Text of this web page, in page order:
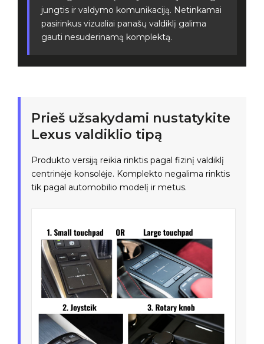
jungtis ir valdymo komunikaciją. Netinkamai
pasirinkus vizualiai panašų valdiklį galima
gauti nesuderinamą komplektą.
Prieš užsakydami nustatykite
Lexus valdiklio tipą
Produkto versiją reikia rinktis pagal fizinį valdiklį
centrinėje konsolėje. Komplekto negalima rinktis
tik pagal automobilio modelį ir metus.